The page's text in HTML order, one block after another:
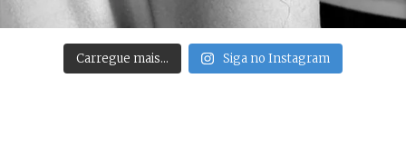
Carregue mais… Siga no Instagram